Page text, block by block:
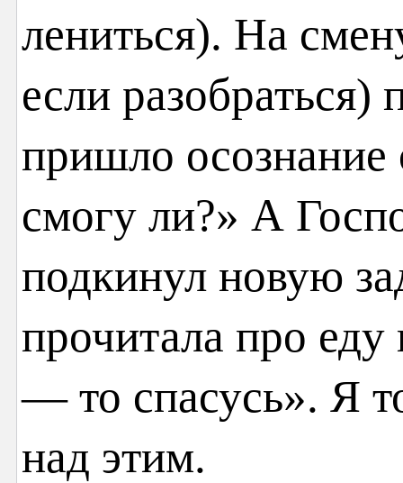
лениться). На
если
пришло
смогу ли?» А
подкинул новую
прочитала про
— то спасусь». Я
над этим.